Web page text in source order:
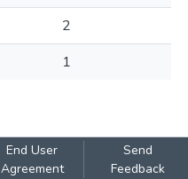
2
1
End User
Agreement
Send
Feedback